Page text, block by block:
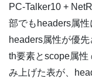
PC-Talker10 +
部でもheaders属
headers属性が優
th要素とscope属性
み上げた表が、